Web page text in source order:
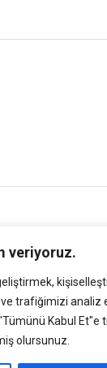
veriyoruz.
trafiğimizi analiz
Kabul Et"e
olursunuz.
OL
| Kamubilgi.com